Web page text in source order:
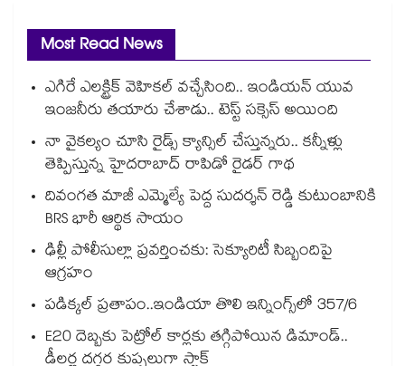
Most Read News
ఎగిరే ఎలక్ట్రిక్ వెహికల్ వచ్చేసింది.. ఇండియన్ యువ
ఇంజనీరు తయారు చేశాడు.. టెస్ట్ సక్సెస్ అయింది
నా వైకల్యం చూసి రైడ్స్ క్యాన్సిల్ చేస్తున్నరు.. కన్నీళ్లు
తెప్పిస్తున్న హైదరాబాద్ రాపిడో రైడర్ గాథ
దివంగత మాజీ ఎమ్మెల్యే పెద్ద సుదర్శన్ రెడ్డి కుటుంబానికి
BRS భారీ ఆర్థిక సాయం
ఢిల్లీ పోలీసుల్లా ప్రవర్తించకు: సెక్యూరిటీ సిబ్బందిపై
ఆగ్రహం
పడిక్కల్‌‌ ప్రతాపం..ఇండియా తొలి ఇన్నింగ్స్‌‌లో 357/6
E20 దెబ్బకు పెట్రోల్ కార్లకు తగ్గిపోయిన డిమాండ్..